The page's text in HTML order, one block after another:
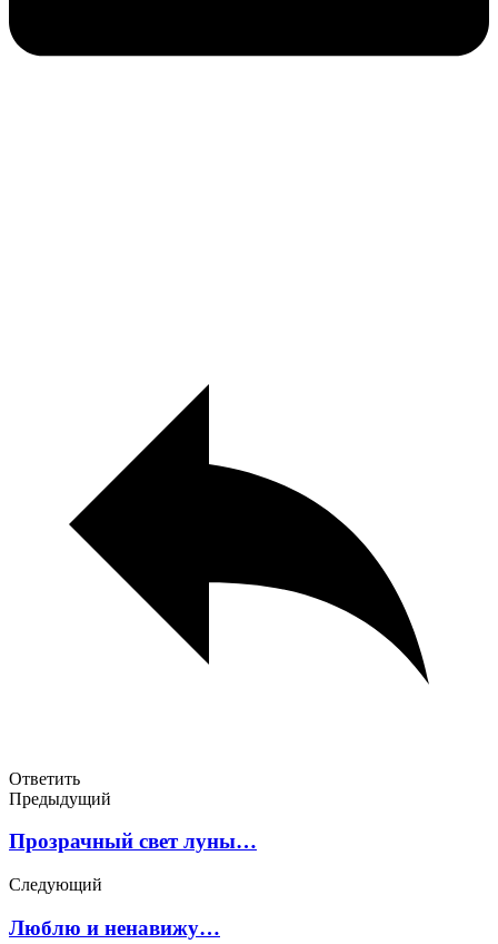
Ответить
Предыдущий
Прозрачный свет луны…
Следующий
Люблю и ненавижу…